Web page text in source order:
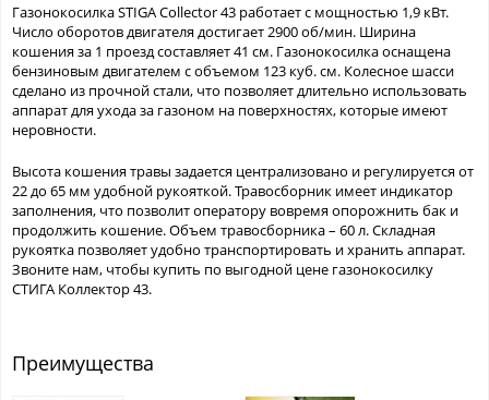
Газонокосилка STIGA Collector 43 работает с мощностью 1,9 кВт.
Число оборотов двигателя достигает 2900 об/мин. Ширина
кошения за 1 проезд составляет 41 см. Газонокосилка оснащена
бензиновым двигателем с объемом 123 куб. см. Колесное шасси
сделано из прочной стали, что позволяет длительно использовать
аппарат для ухода за газоном на поверхностях, которые имеют
неровности.
Высота кошения травы задается централизовано и регулируется от
22 до 65 мм удобной рукояткой. Травосборник имеет индикатор
заполнения, что позволит оператору вовремя опорожнить бак и
продолжить кошение. Объем травосборника – 60 л. Складная
рукоятка позволяет удобно транспортировать и хранить аппарат.
Звоните нам, чтобы купить по выгодной цене газонокосилку
СТИГА Коллектор 43.
Преимущества